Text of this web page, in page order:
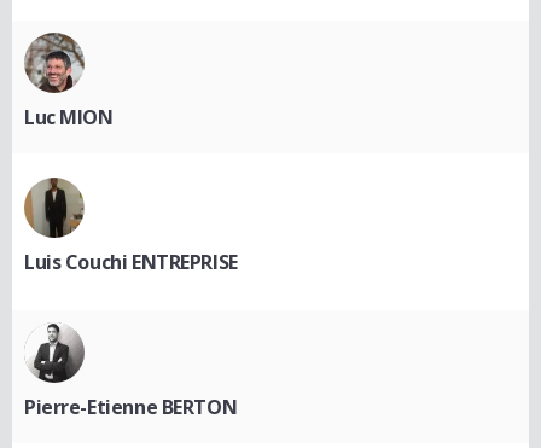
Luc MION
Luis Couchi ENTREPRISE
Pierre-Etienne BERTON